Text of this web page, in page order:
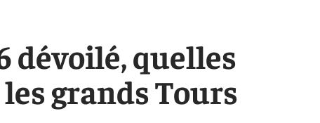
dévoilé, quelles
grands Tours